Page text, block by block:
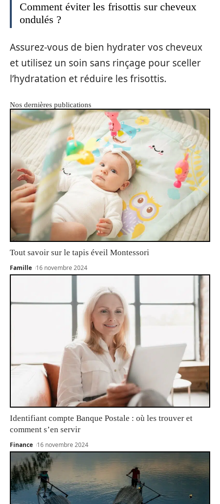
Comment éviter les frisottis sur cheveux
ondulés ?
Assurez-vous de bien hydrater vos cheveux
et utilisez un soin sans rinçage pour sceller
l’hydratation et réduire les frisottis.
Nos dernières publications
Tout savoir sur le tapis éveil Montessori
Famille 16 novembre 2024
Identifiant compte Banque Postale : où les trouver et
comment s’en servir
Finance 16 novembre 2024